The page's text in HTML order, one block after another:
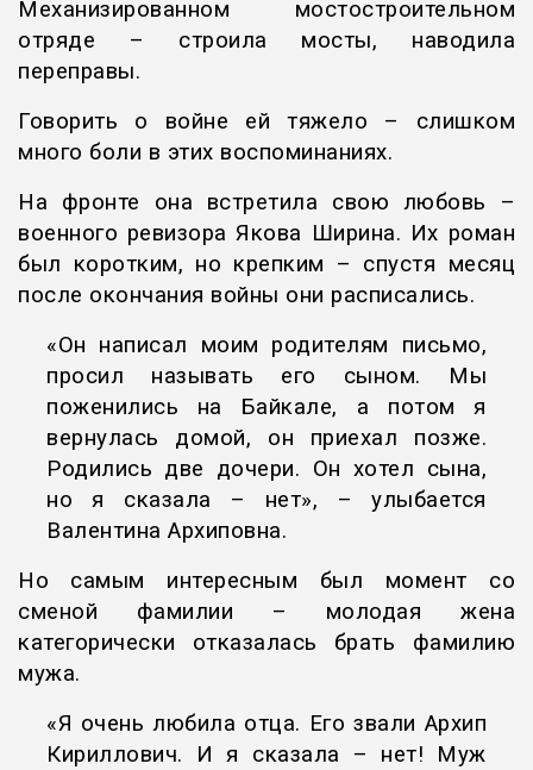
Механизированном мостостроительном
отряде – строила мосты, наводила
переправы.
Говорить о войне ей тяжело – слишком
много боли в этих воспоминаниях.
На фронте она встретила свою любовь –
военного ревизора Якова Ширина. Их роман
был коротким, но крепким – спустя месяц
после окончания войны они расписались.
«Он написал моим родителям письмо,
просил называть его сыном. Мы
поженились на Байкале, а потом я
вернулась домой, он приехал позже.
Родились две дочери. Он хотел сына,
но я сказала – нет», – улыбается
Валентина Архиповна.
Но самым интересным был момент со
сменой фамилии – молодая жена
категорически отказалась брать фамилию
мужа.
«Я очень любила отца. Его звали Архип
Кириллович. И я сказала – нет! Муж